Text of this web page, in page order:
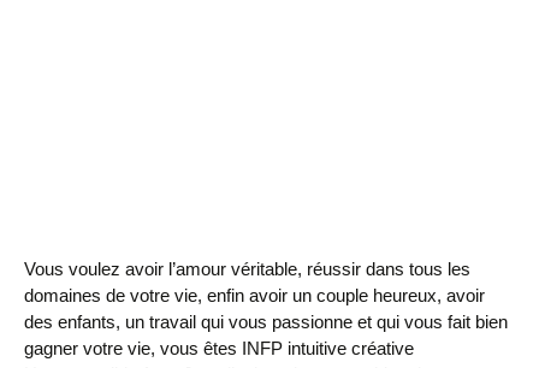
Vous voulez avoir l’amour véritable, réussir dans tous les
domaines de votre vie, enfin avoir un couple heureux, avoir
des enfants, un travail qui vous passionne et qui vous fait bien
gagner votre vie, vous êtes INFP intuitive créative